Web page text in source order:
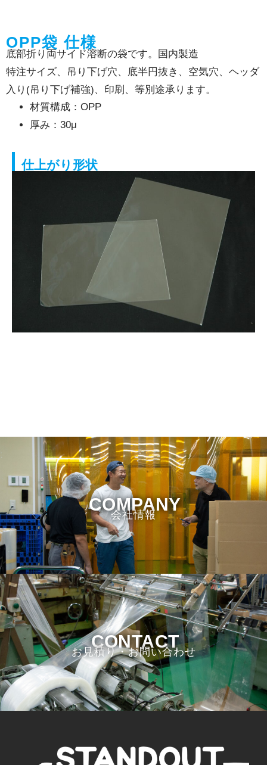
OPP袋 仕様
底部折り両サイド溶断の袋です。国内製造
特注サイズ、吊り下げ穴、底半円抜き、空気穴、ヘッダ
入り(吊り下げ補強)、印刷、等別途承ります。
材質構成：OPP
厚み：30μ
仕上がり形状
COMPANY
会社情報
CONTACT
お見積り・お問い合わせ